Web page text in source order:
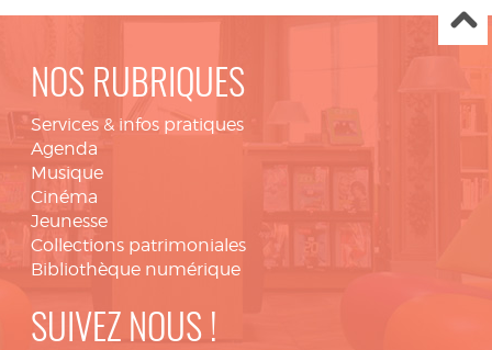
NOS RUBRIQUES
Services & infos pratiques
Agenda
Musique
Cinéma
Jeunesse
Collections patrimoniales
Bibliothèque numérique
SUIVEZ NOUS !